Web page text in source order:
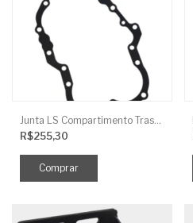
R$255,30